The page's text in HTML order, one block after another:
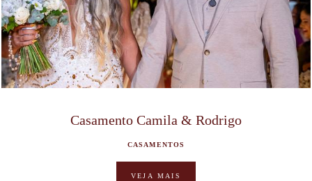
Casamento Camila & Rodrigo
CASAMENTOS
VEJA MAIS